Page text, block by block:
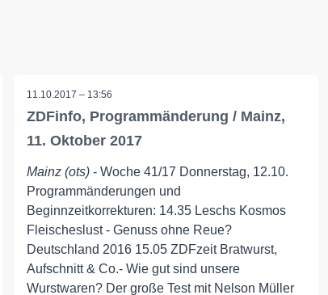
11.10.2017 – 13:56
ZDFinfo, Programmänderung / Mainz,
11. Oktober 2017
Mainz (ots)- Woche 41/17 Donnerstag, 12.10.
Programmänderungen und
Beginnzeitkorrekturen: 14.35 Leschs Kosmos
Fleischeslust - Genuss ohne Reue?
Deutschland 2016 15.05 ZDFzeit Bratwurst,
Aufschnitt & Co.- Wie gut sind unsere
Wurstwaren? Der große Test mit Nelson Müller